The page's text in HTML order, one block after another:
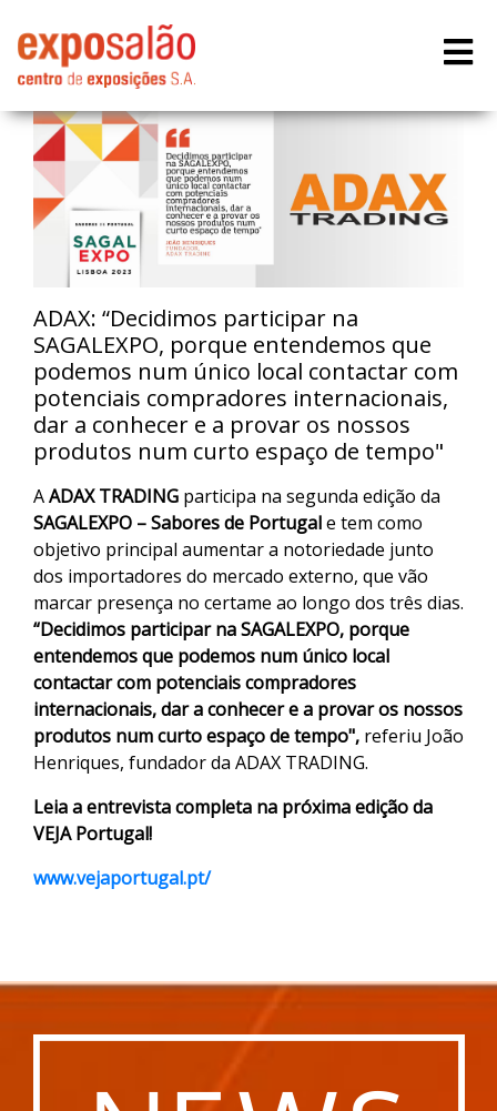
ADAX: “Decidimos participar na
SAGALEXPO, porque entendemos que
podemos num único local contactar com
potenciais compradores internacionais,
dar a conhecer e a provar os nossos
produtos num curto espaço de tempo"
AADAX TRADING participa na segunda edição da
SAGALEXPO – Sabores de Portugale tem como
objetivo principal aumentar a notoriedade junto
dos importadores do mercado externo, que vão
marcar presença no certame ao longo dos três dias.
“Decidimos participar na SAGALEXPO, porque
entendemos que podemos num único local
contactar com potenciais compradores
internacionais, dar a conhecer e a provar os nossos
produtos num curto espaço de tempo", referiu João
Henriques, fundador da ADAX TRADING.
Leia a entrevista completa na próxima edição da
VEJA Portugal!
www.vejaportugal.pt/